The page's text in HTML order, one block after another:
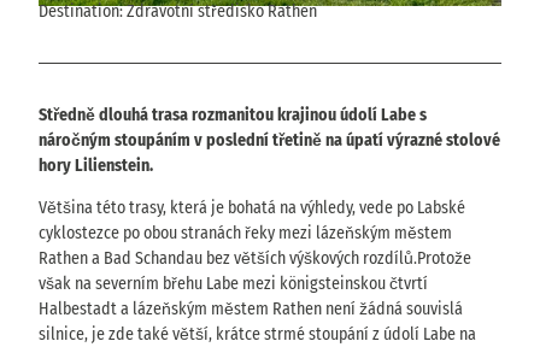
© Veit Riffer, Tourismusverband Sächsische Schweiz
Destination: Zdravotní středisko Rathen
Středně dlouhá trasa rozmanitou krajinou údolí Labe s
náročným stoupáním v poslední třetině na úpatí výrazné stolové
hory Lilienstein.
Většina této trasy, která je bohatá na výhledy, vede po Labské
cyklostezce po obou stranách řeky mezi lázeňským městem
Rathen a Bad Schandau bez větších výškových rozdílů.Protože
však na severním břehu Labe mezi königsteinskou čtvrtí
Halbestadt a lázeňským městem Rathen není žádná souvislá
silnice, je zde také větší, krátce strmé stoupání z údolí Labe na